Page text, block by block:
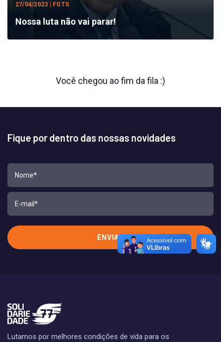
27/04/2023 | FGTS
Nossa luta não vai parar!
Você chegou ao fim da fila :)
Fique por dentro das nossas novidades
Lutamos por melhores condições de vida para os